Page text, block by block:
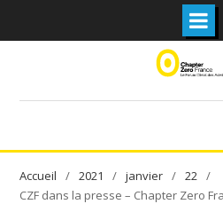
2021 janvier
22
CZF dans la presse – Chapter Zero